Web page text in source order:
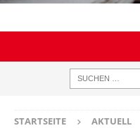
STARTSEITE AKTUELL